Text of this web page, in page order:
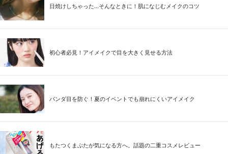
日焼けしちゃった...そんなときに！肌になじむメイクのコツ
初心者必見！アイメイクで目を大きく見せる方法
パンダ目を防ぐ！夏のイベントでも崩れにくいアイメイク
もたつくまぶたが気になる方へ。話題の二重コスメレビュー